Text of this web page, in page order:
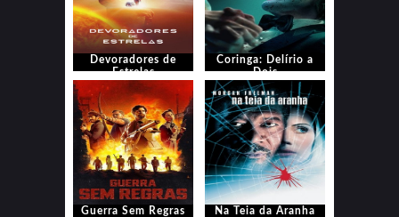
Devoradores de
Estrelas
Coringa: Delírio a
Dois
Guerra Sem Regras Na Teia da Aranha